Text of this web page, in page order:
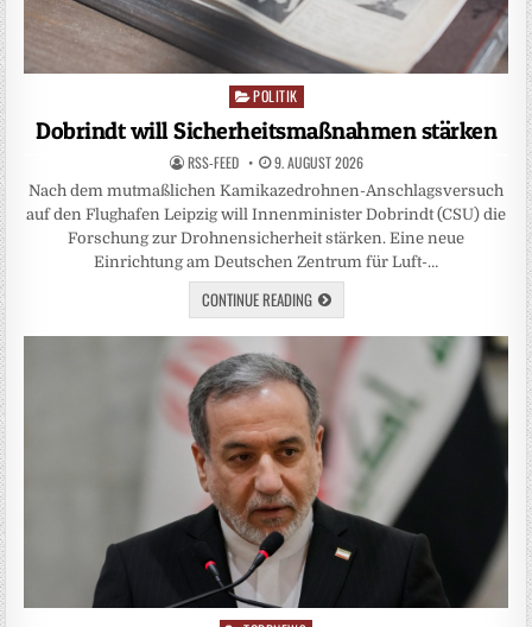
Posted
in
POLITIK
Dobrindt will Sicherheitsmaßnahmen stärken
RSS-FEED 9. AUGUST 2026
Nach dem mutmaßlichen Kamikazedrohnen-Anschlagsversuch
auf den Flughafen Leipzig will Innenminister Dobrindt (CSU) die
Forschung zur Drohnensicherheit stärken. Eine neue
Einrichtung am Deutschen Zentrum für Luft-…
CONTINUE READING